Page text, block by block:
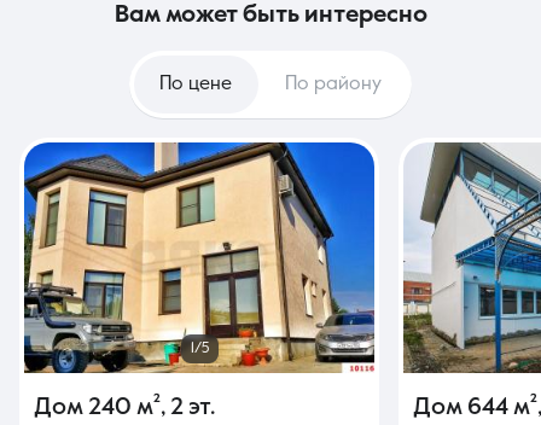
вам может быть интересно
По цене По району
1/5
Дом 240 м², 2 эт. Дом 644 м²